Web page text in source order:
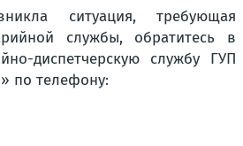
ситуация, требующая
службы, обратитесь в
диспетчерскую службу ГУП
по телефону: